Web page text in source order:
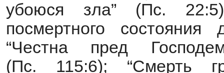
убоюся зла” (Пс.
посмертного
“Честна пред
(Пс. 115:6); “Смерть